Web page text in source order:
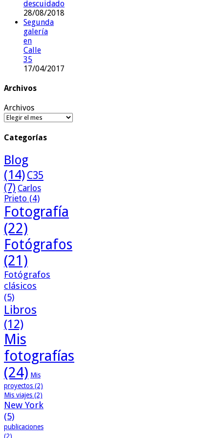
descuidado
28/08/2018
Segunda
galería
en
Calle
35
17/04/2017
Archivos
Archivos
Categorías
Blog
(14) C35
(7) Carlos
Prieto (4)
Fotografía
(22)
Fotógrafos
(21)
Fotógrafos
clásicos
(5)
Libros
(12)
Mis
fotografías
(24) Mis
proyectos (2)
Mis viajes (2)
New York
(5)
publicaciones
(2)